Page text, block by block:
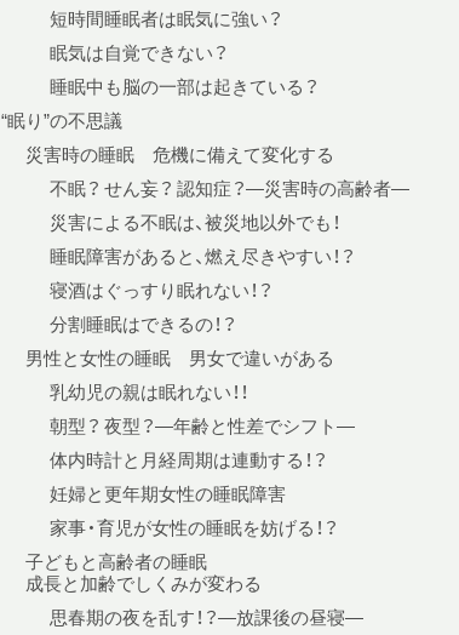
短時間睡眠者は眠気に強い？
眠気は自覚できない？
睡眠中も脳の一部は起きている？
“眠り”の不思議
災害時の睡眠 危機に備えて変化する
不眠？ せん妄？ 認知症？—災害時の高齢者—
災害による不眠は、被災地以外でも！
睡眠障害があると、燃え尽きやすい！？
寝酒はぐっすり眠れない！？
分割睡眠はできるの！？
男性と女性の睡眠 男女で違いがある
乳幼児の親は眠れない！！
朝型？ 夜型？—年齢と性差でシフト—
体内時計と月経周期は連動する！？
妊婦と更年期女性の睡眠障害
家事・育児が女性の睡眠を妨げる！？
子どもと高齢者の睡眠
成長と加齢でしくみが変わる
思春期の夜を乱す！？—放課後の昼寝—